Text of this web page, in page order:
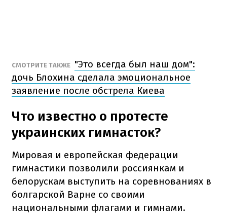
СМОТРИТЕ ТАКЖЕ "Это всегда был наш дом":
дочь Блохина сделала эмоциональное
заявление после обстрела Киева
Что известно о протесте
украинских гимнасток?
Мировая и европейская федерации
гимнастики позволили россиянкам и
белорускам выступить на соревнованиях в
болгарской Варне со своими
национальными флагами и гимнами.